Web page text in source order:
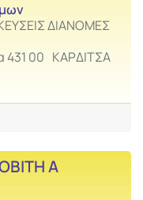
ΔΙΑΝΟΜΕΣ
431 00 ΚΑΡΔΙΤΣΑ
Α